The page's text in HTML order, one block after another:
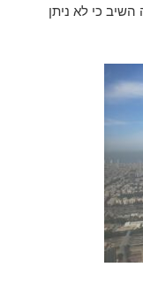
השיב כי לא ניתן